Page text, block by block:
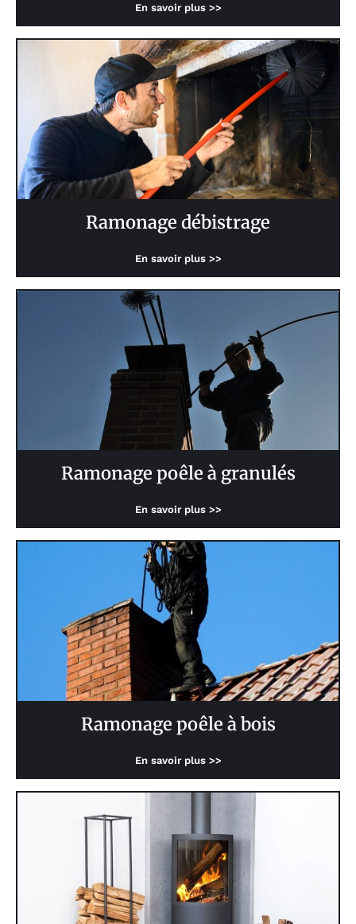
En savoir plus >>
Ramonage débistrage
En savoir plus >>
Ramonage poêle à granulés
En savoir plus >>
Ramonage poêle à bois
En savoir plus >>